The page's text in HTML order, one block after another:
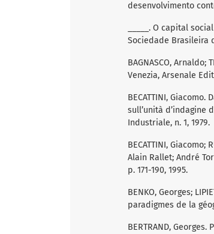
desenvolvimento
_____. O capital
Sociedade Brasileira
BAGNASCO,
Venezia, Arsenale
BECATTINI,
sull’unità d’indagine
Industriale, n. 1, 1979.
BECATTINI,
Alain Rallet; André
p. 171-190, 1995.
BENKO, Georges;
paradigmes de la
BERTRAND,